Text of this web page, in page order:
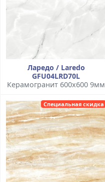
Ларедо / Laredo
GFU04LRD70L
Керамогранит 600x600 9мм
Специальная скидка